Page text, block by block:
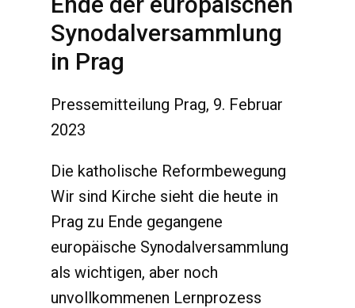
Synodalversammlung
in Prag
Pressemitteilung Prag, 9. Februar
2023
Die katholische Reformbewegung
Wir sind Kirche sieht die heute in
Prag zu Ende gegangene
europäische Synodalversammlung
als wichtigen, aber noch
unvollkommenen Lernprozess